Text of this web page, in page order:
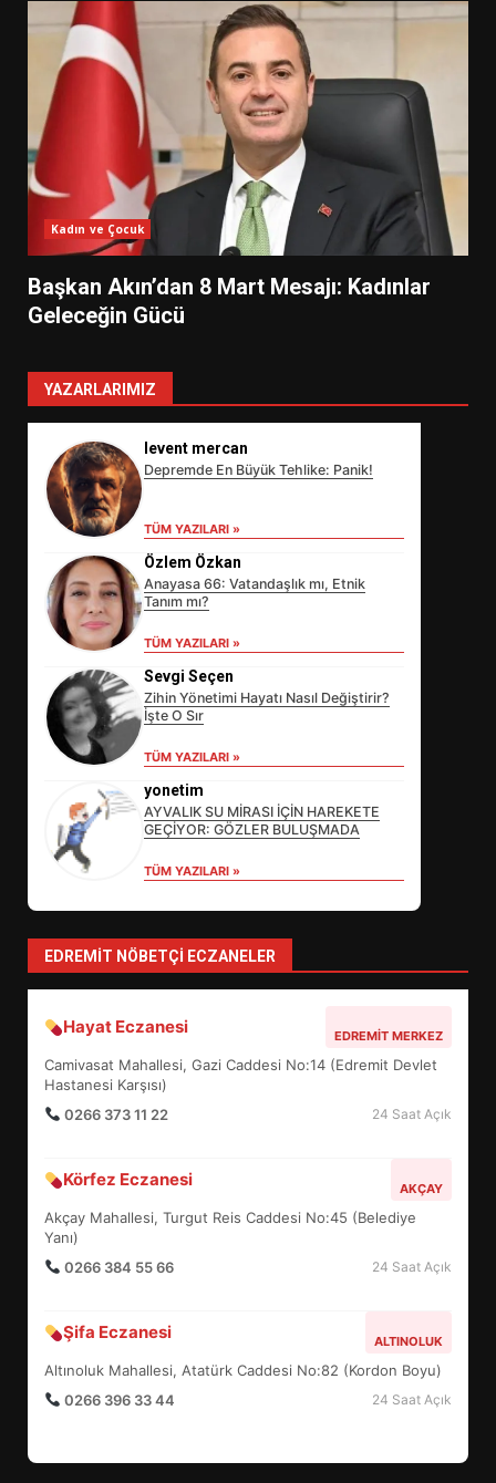
Kadın ve Çocuk
Başkan Akın’dan 8 Mart Mesajı: Kadınlar
Geleceğin Gücü
YAZARLARIMIZ
levent mercan
Depremde En Büyük Tehlike: Panik!
TÜM YAZILARI »
Özlem Özkan
Anayasa 66: Vatandaşlık mı, Etnik
Tanım mı?
TÜM YAZILARI »
Sevgi Seçen
Zihin Yönetimi Hayatı Nasıl Değiştirir?
İşte O Sır
TÜM YAZILARI »
yonetim
AYVALIK SU MİRASI İÇİN HAREKETE
GEÇİYOR: GÖZLER BULUŞMADA
TÜM YAZILARI »
EDREMIT NÖBETÇI ECZANELER
Hayat Eczanesi EDREMIT MERKEZ
Camivasat Mahallesi, Gazi Caddesi No:14 (Edremit Devlet
Hastanesi Karşısı)
0266 373 11 22
24 Saat Açık
Körfez Eczanesi AKÇAY
Akçay Mahallesi, Turgut Reis Caddesi No:45 (Belediye
Yanı)
0266 384 55 66
24 Saat Açık
Şifa Eczanesi ALTINOLUK
Altınoluk Mahallesi, Atatürk Caddesi No:82 (Kordon Boyu)
0266 396 33 44
24 Saat Açık
SÜRDÜRÜLEBİLİRLİKTE NE
DEĞİŞECEK?
4
5
BALIKESİR MÜZELERİNDE SÜRE
UZATILDI: NE DEĞİŞTİ?
6
TURNUVASI KAYITLARI NEYİ
7
YENİ YÖNETİM NASIL
ŞEKİLLENDİ?
HAREKETE GEÇİYOR: GÖZLER